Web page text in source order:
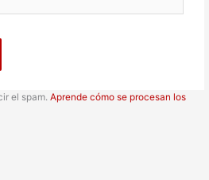
el spam.Aprende cómo se procesan los